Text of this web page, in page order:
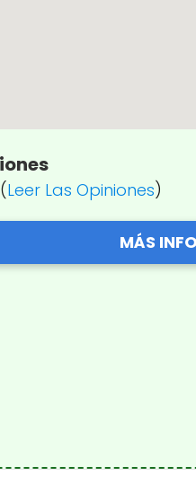
Leer Las Opiniones)
MÁS